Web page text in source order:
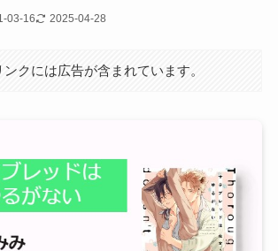
03-16 2025-04-28
クには広告が含まれています。